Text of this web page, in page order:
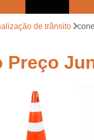
de
de trânsito
Preço